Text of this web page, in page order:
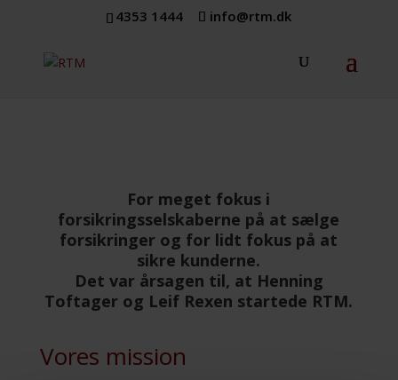
4353 1444 info@rtm.dk
For meget fokus i
forsikringsselskaberne på at sælge
forsikringer og for lidt fokus på at
sikre kunderne.
Det var årsagen til, at Henning
Toftager og Leif Rexen startede RTM.
Vores mission